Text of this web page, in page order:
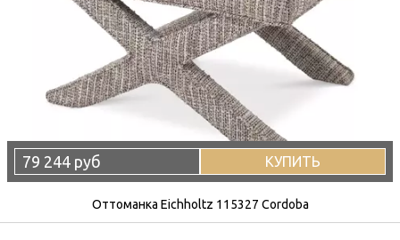
79 244 руб КУПИТЬ
Оттоманка Eichholtz 115327 Cordoba